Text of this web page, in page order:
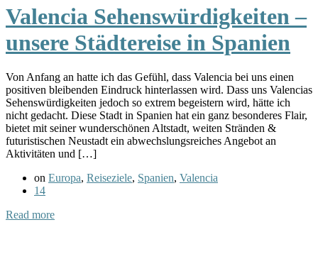
Valencia Sehenswürdigkeiten –
unsere Städtereise in Spanien
Von Anfang an hatte ich das Gefühl, dass Valencia bei uns einen
positiven bleibenden Eindruck hinterlassen wird. Dass uns Valencias
Sehenswürdigkeiten jedoch so extrem begeistern wird, hätte ich
nicht gedacht. Diese Stadt in Spanien hat ein ganz besonderes Flair,
bietet mit seiner wunderschönen Altstadt, weiten Stränden &
futuristischen Neustadt ein abwechslungsreiches Angebot an
Aktivitäten und […]
on Europa, Reiseziele, Spanien, Valencia
14
Read more